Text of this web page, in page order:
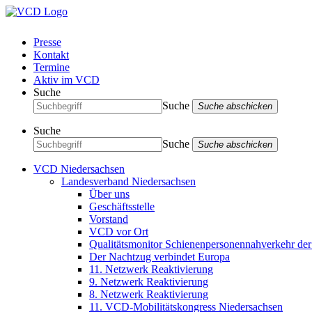
Presse
Kontakt
Termine
Aktiv im VCD
Suche
Suche
Suche abschicken
Suche
Suche
Suche abschicken
VCD Niedersachsen
Landesverband Niedersachsen
Über uns
Geschäftsstelle
Vorstand
VCD vor Ort
Qualitätsmonitor Schienenpersonennahverkehr
Der Nachtzug verbindet Europa
11. Netzwerk Reaktivierung
9. Netzwerk Reaktivierung
8. Netzwerk Reaktivierung
11. VCD-Mobilitätskongress Niedersachsen